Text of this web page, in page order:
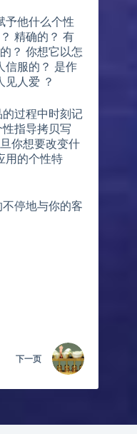
予他什么个性
精确的？ 有
？ 你想它以怎
信服的？ 是作
见人爱 ？
过程中时刻记
指导拷贝写
你想要改变什
用的个性特
停地与你的客
下一页